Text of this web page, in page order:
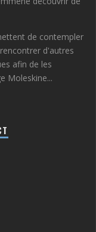
de contempler
d'autres
afin de les
Moleskine...